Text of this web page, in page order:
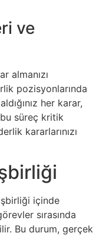
ve
almanızı
pozisyonlarında
her karar,
süreç kritik
kararlarınızı
içinde
sırasında
Bu durum, gerçek